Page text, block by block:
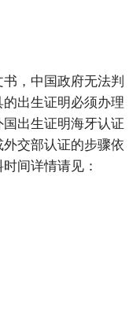
，中国政府无法判
出生证明必须办理
出生证明海牙认证
交部认证的步骤依
间详情请见：